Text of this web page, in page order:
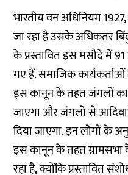
भारतीय वन अधिनियम
जा रहा है उसके अधिकतर
के प्रस्तावित इस मसौदे में
गए हैं. समाजिक
इस कानून के तहत जंगलों का
जाएगा और जंगलो से
दिया जाएगा. इन लोगों के
इस कानून के तहत ग्रामसभा
रहा है, क्योंकि प्रस्तावित